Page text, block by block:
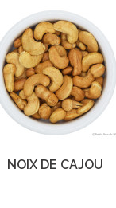
NOIX DE CAJOU